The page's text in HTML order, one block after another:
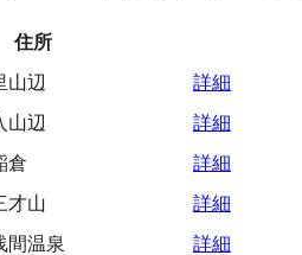
住所
山辺
詳細
山辺
詳細
倉
詳細
才山
詳細
間温泉
詳細